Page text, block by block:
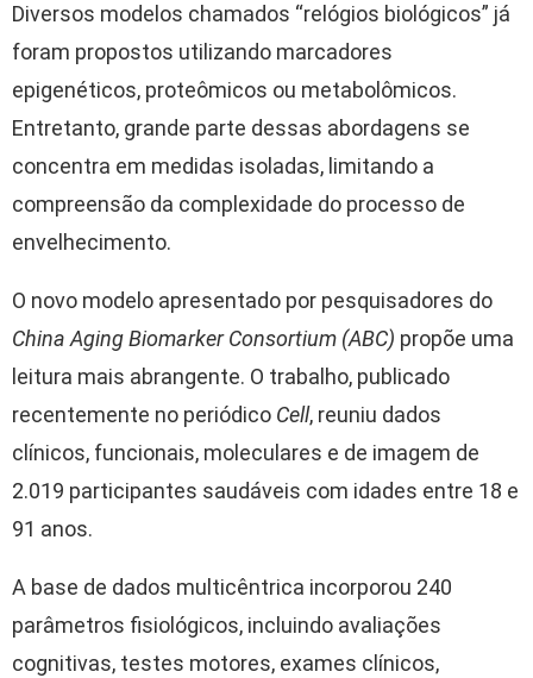
Diversos modelos chamados “relógios biológicos” já
foram propostos utilizando marcadores
epigenéticos, proteômicos ou metabolômicos.
Entretanto, grande parte dessas abordagens se
concentra em medidas isoladas, limitando a
compreensão da complexidade do processo de
envelhecimento.
O novo modelo apresentado por pesquisadores do
China Aging Biomarker Consortium (ABC) propõe uma
leitura mais abrangente. O trabalho, publicado
recentemente no periódico Cell, reuniu dados
clínicos, funcionais, moleculares e de imagem de
2.019 participantes saudáveis com idades entre 18 e
91 anos.
A base de dados multicêntrica incorporou 240
parâmetros fisiológicos, incluindo avaliações
cognitivas, testes motores, exames clínicos,